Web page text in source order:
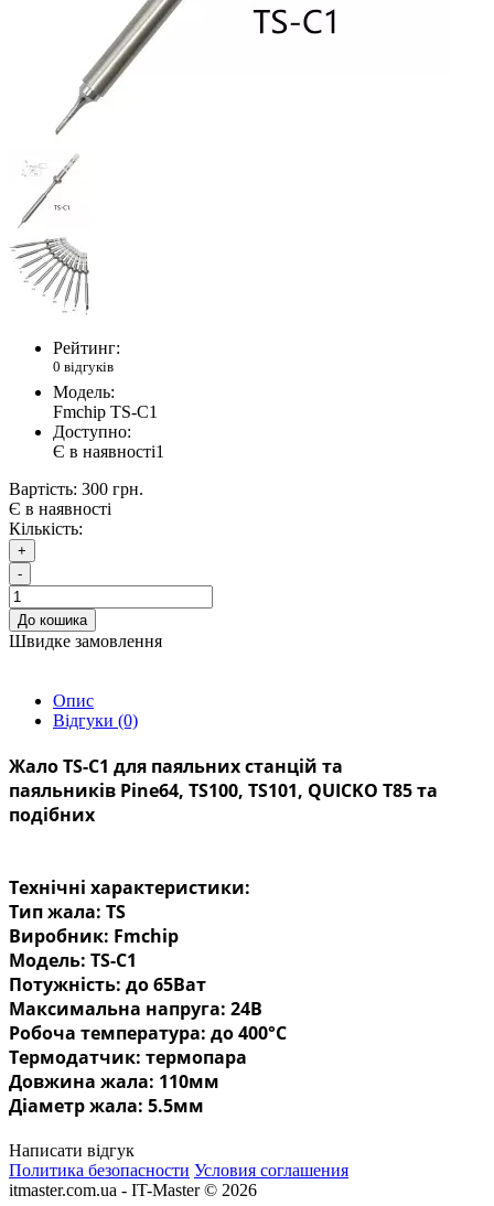
Рейтинг:
0 відгуків
Модель:
Fmchip TS-C1
Доступно:
Є в наявності1
Вартість: 300 грн.
Є в наявності
Кількість:
+
-
До кошика
Швидке замовлення
Опис
Відгуки (0)
Жало TS-C1 для паяльних станцій та
паяльників Pine64, TS100, TS101, QUICKO T85 та
подібних
Технічні характеристики:
Тип жала: TS
Виробник: Fmchip
Модель: TS-C1
Потужність: до 65Ват
Максимальна напруга: 24В
Робоча температура: до 400°C
Термодатчик: термопара
Довжина жала: 110мм
Діаметр жала: 5.5мм
Написати відгук
Политика безопасности Условия соглашения
itmaster.com.ua - IT-Master © 2026